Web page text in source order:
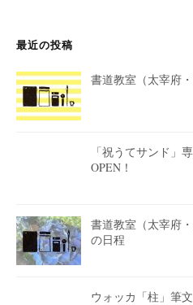
最近の投稿
書道教室（太宰府
「祝うてサンド」
OPEN！
書道教室（太宰府
の日程
ウォッカ「柱」筆